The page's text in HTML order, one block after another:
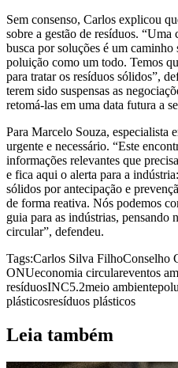
Sem consenso, Carlos explicou
sobre a gestão de resíduos. “Uma
busca por soluções é um
poluição como um todo. Temos
para tratar os resíduos sólidos”,
terem sido suspensas as
retomá-las em uma data futura a
Para Marcelo Souza, especialista
urgente e necessário. “Este
informações relevantes que
e fica aqui o alerta para a
sólidos por antecipação e
de forma reativa. Nós podemos
guia para as indústrias, pensando
circular”, defendeu.
Tags:Carlos Silva FilhoConselho
ONUeconomia circulareventos
resíduosINC5.2meio ambiente
plásticosresíduos plásticos
Leia também